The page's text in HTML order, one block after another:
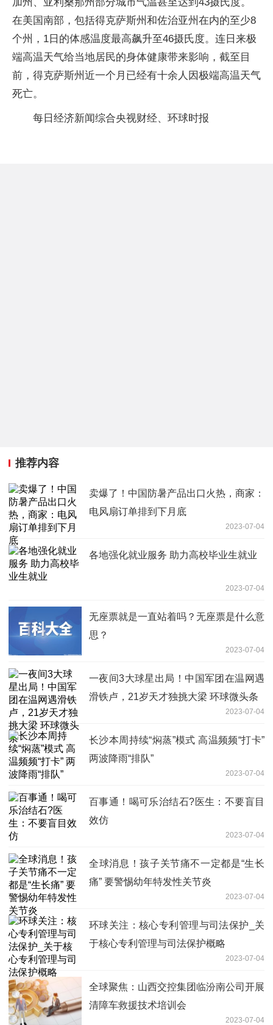
在美国南部，包括得克萨斯州和佐治亚州在内的至少8
个州，1日的体感温度最高飙升至46摄氏度。连日来极
端高温天气给当地居民的身体健康带来影响，截至目
前，得克萨斯州近一个月已经有十余人因极端高温天气
死亡。
每日经济新闻综合央视财经、环球时报
推荐内容
卖爆了！中国防暑产品出口火热，商家：
电风扇订单排到下月底
2023-07-04
各地强化就业服务 助力高校毕业生就业
2023-07-04
无座票就是一直站着吗？无座票是什么意
思？
2023-07-04
一夜间3大球星出局！中国军团在温网遇
滑铁卢，21岁天才独挑大梁 环球微头条
2023-07-04
长沙本周持续“焖蒸”模式 高温频频“打卡”
两波降雨“排队”
2023-07-04
百事通！喝可乐治结石?医生：不要盲目
效仿
2023-07-04
全球消息！孩子关节痛不一定都是“生长
痛” 要警惕幼年特发性关节炎
2023-07-04
环球关注：核心专利管理与司法保护_关
于核心专利管理与司法保护概略
2023-07-04
全球聚焦：山西交控集团临汾南公司开展
清障车救援技术培训会
2023-07-04